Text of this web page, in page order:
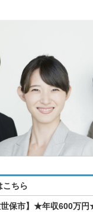
こちら
世保市】★年収600万